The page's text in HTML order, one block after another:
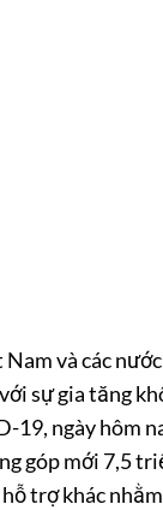
và các
sự gia tăng
19, ngày hôm
góp mới 7,5
trợ khác